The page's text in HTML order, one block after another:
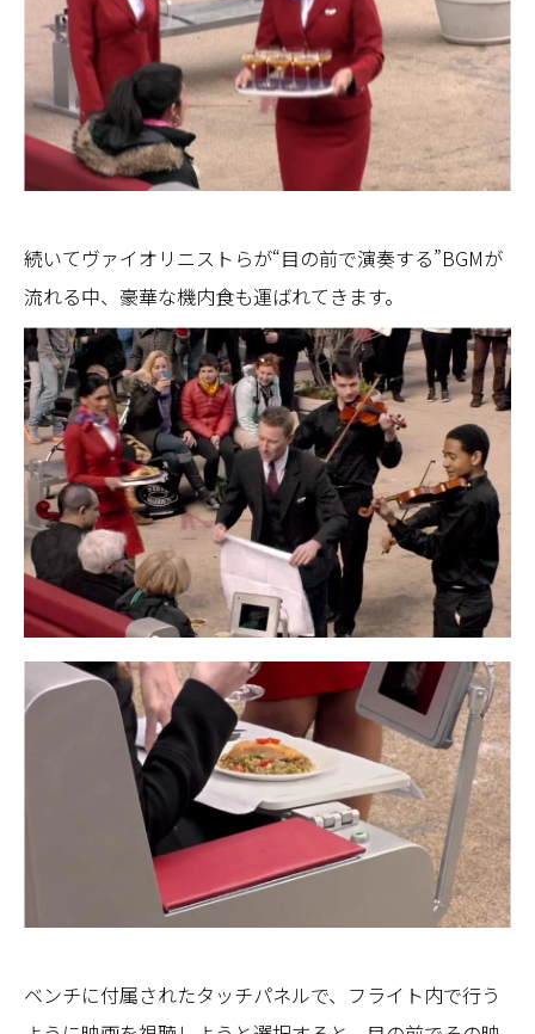
続いてヴァイオリニストらが“目の前で演奏する”BGMが
流れる中、豪華な機内食も運ばれてきます。
ベンチに付属されたタッチパネルで、フライト内で行う